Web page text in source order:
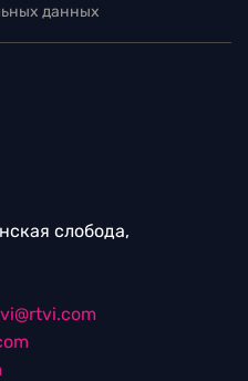
данных
слобода,